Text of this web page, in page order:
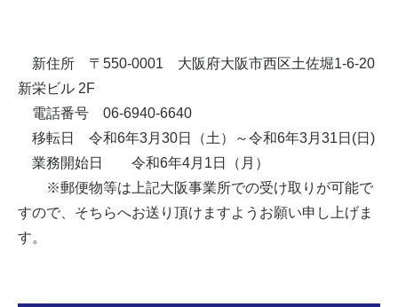
新住所 〒550-0001 大阪府大阪市西区土佐堀1-6-20
新栄ビル 2F
電話番号 06-6940-6640
移転日 令和6年3月30日（土）～令和6年3月31日(日)
業務開始日 令和6年4月1日（月）
※郵便物等は上記大阪事業所での受け取りが可能で
すので、そちらへお送り頂けますようお願い申し上げま
す。